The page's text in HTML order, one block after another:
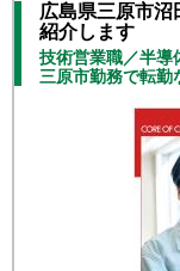
広島県三原市沼
紹介します
技術営業職／半
三原市勤務で転